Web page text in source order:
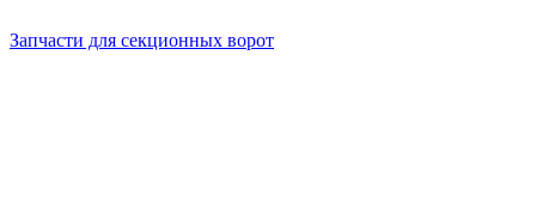
Запчасти для секционных ворот